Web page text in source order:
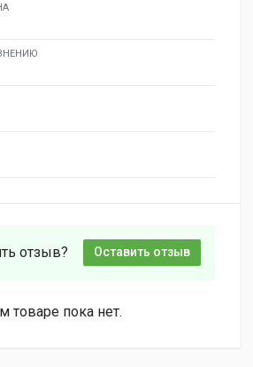
отзыв? Оставить отзыв
товаре пока нет.